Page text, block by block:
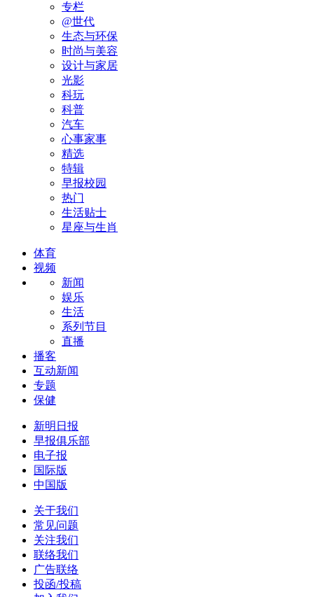
专栏
@世代
生态与环保
时尚与美容
设计与家居
光影
科玩
科普
汽车
心事家事
精选
特辑
早报校园
热门
生活贴士
星座与生肖
体育
视频
新闻
娱乐
生活
系列节目
直播
播客
互动新闻
专题
保健
新明日报
早报俱乐部
电子报
国际版
中国版
关于我们
常见问题
关注我们
联络我们
广告联络
投函/投稿